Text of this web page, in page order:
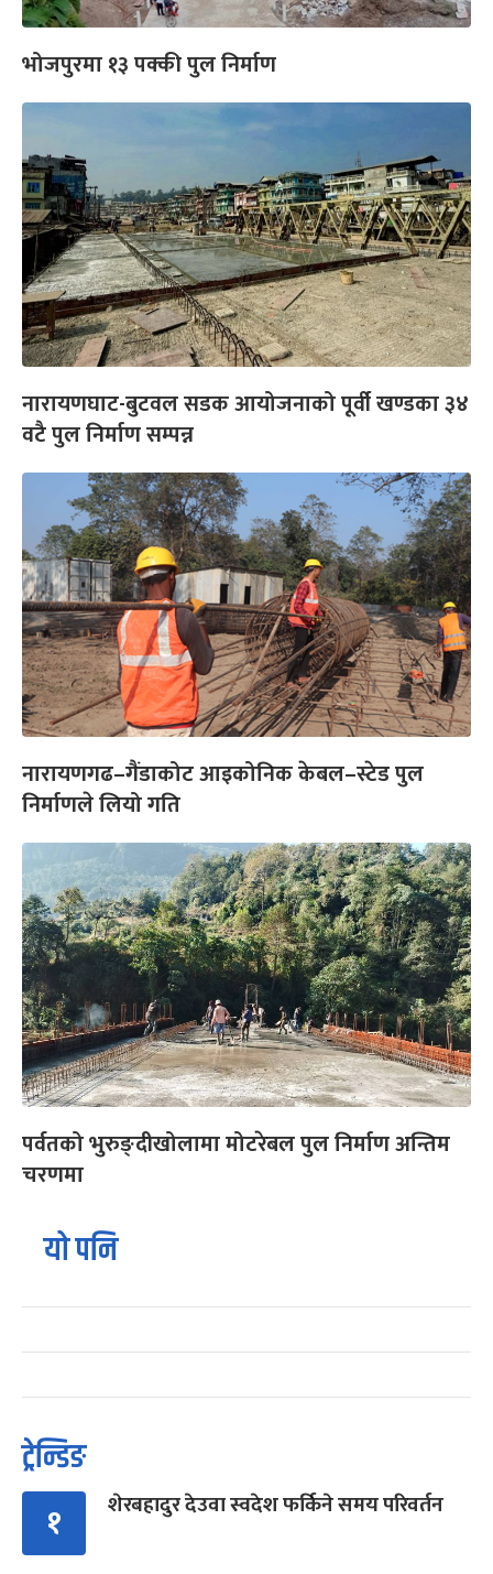
भोजपुरमा १३ पक्की पुल निर्माण
नारायणघाट-बुटवल सडक आयोजनाको पूर्वी खण्डका ३४
वटै पुल निर्माण सम्पन्न
नारायणगढ–गैंडाकोट आइकोनिक केबल–स्टेड पुल
निर्माणले लियो गति
पर्वतको भुरुङ्दीखोलामा मोटरेबल पुल निर्माण अन्तिम
चरणमा
यो पनि
ट्रेन्डिङ
१ शेरबहादुर देउवा स्वदेश फर्किने समय परिवर्तन